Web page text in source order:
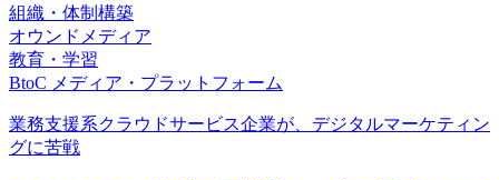
組織・体制構築
オウンドメディア
教育・学習
BtoC メディア・プラットフォーム
業務支援系クラウドサービス企業が、デジタルマーケティン
グに苦戦